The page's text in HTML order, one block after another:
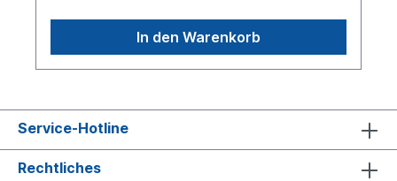
In den Warenkorb
Service-Hotline
Rechtliches